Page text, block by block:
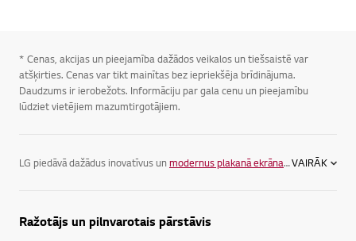
* Cenas, akcijas un pieejamība dažādos veikalos un tiešsaistē var
atšķirties. Cenas var tikt mainītas bez iepriekšēja brīdinājuma.
Daudzums ir ierobežots. Informāciju par gala cenu un pieejamību
lūdziet vietējiem mazumtirgotājiem.
LG piedāvā dažādus inovatīvus unmodernus plakanā ekrāna televizorus , lai
VAIRĀK
Ražotājs un pilnvarotais pārstāvis